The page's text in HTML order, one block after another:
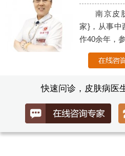
南京皮
家}，从事中
作40余年，
快速问诊，皮肤病医